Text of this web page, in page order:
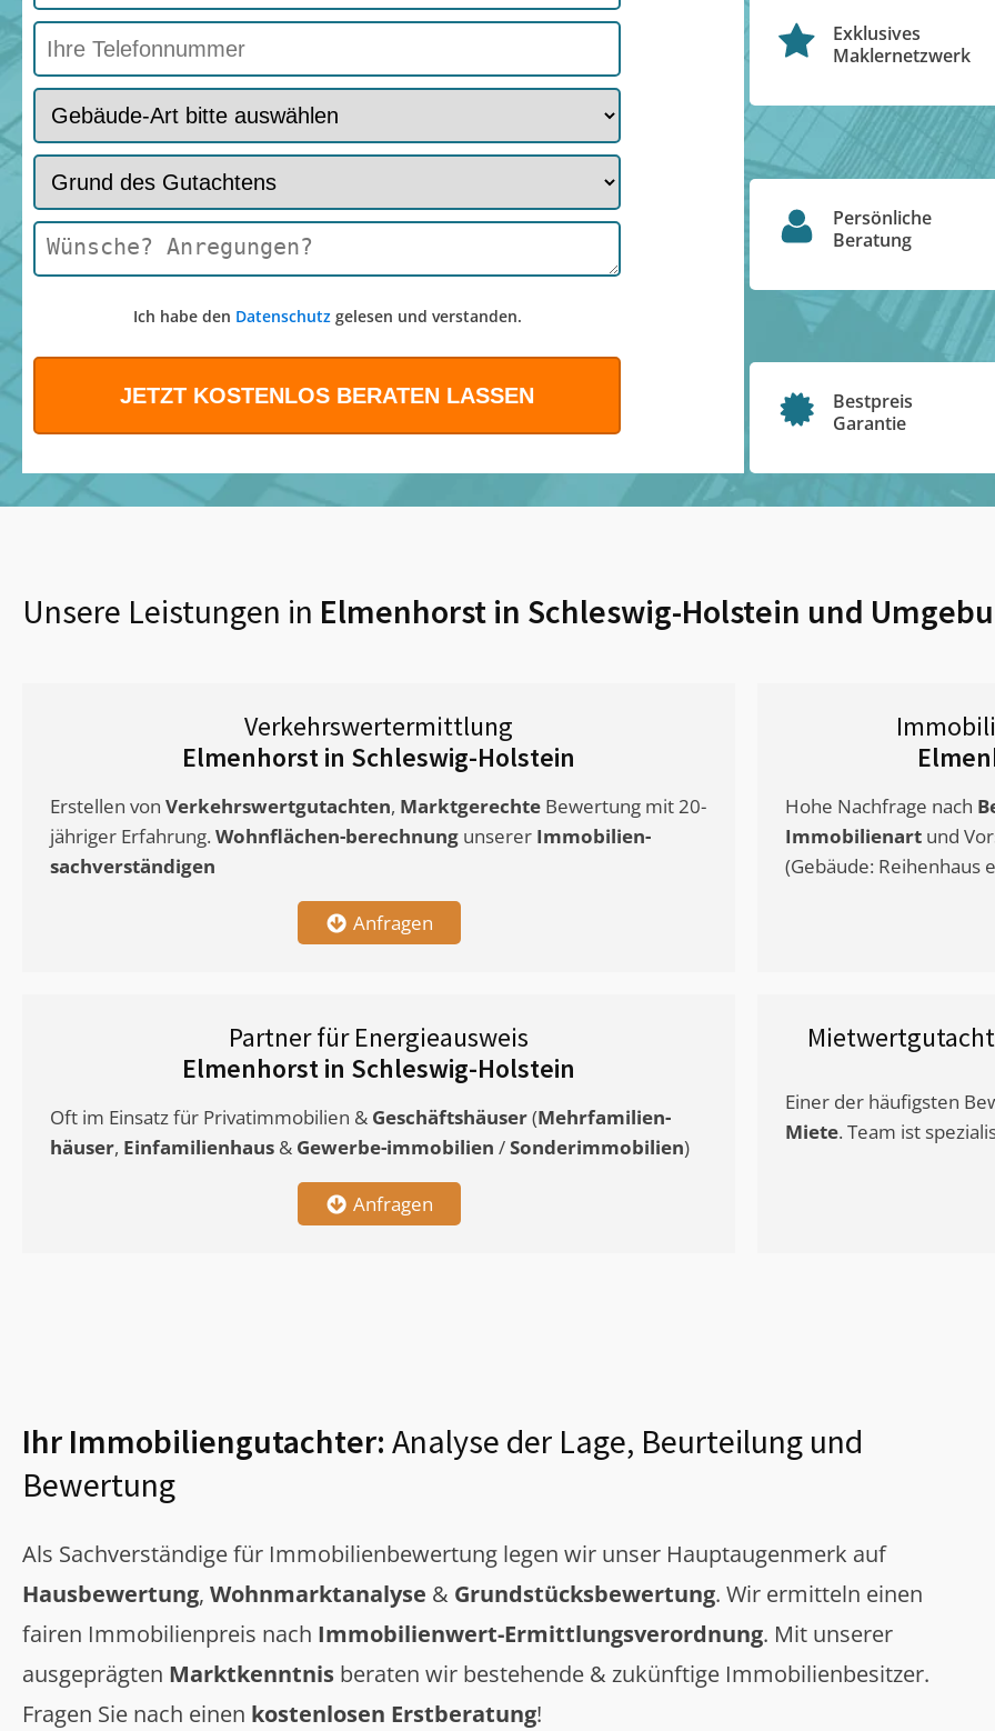
Ich habe den Datenschutzgelesen und verstanden.
Exklusives
Maklernetzwerk
Persönliche
Beratung
Bestpreis
Garantie
Unsere Leistungen in Elmenhorst in Schleswig-Holstein und
Verkehrswertermittlung
Elmenhorst in Schleswig-Holstein
Erstellen von Verkehrswertgutachten, Marktgerechte Bewertung mit 20-
jähriger Erfahrung. Wohnflächen-berechnung unserer Immobilien-
sachverständigen
Anfragen
Hohe Nachfrage nach
Immobilienart und
(Gebäude: Reihenhaus
Partner für Energieausweis
Elmenhorst in Schleswig-Holstein
Oft im Einsatz für Privatimmobilien & Geschäftshäuser(Mehrfamilien-
häuser, Einfamilienhaus & Gewerbe-immobilien /Sonderimmobilien)
Anfragen
Einer der häufigsten
Miete. Team ist
Ihr Immobiliengutachter: Analyse der Lage, Beurteilung und
Bewertung
Als Sachverständige für Immobilienbewertung legen wir unser Hauptaugenmerk auf
Hausbewertung, Wohnmarktanalyse & Grundstücksbewertung. Wir ermitteln einen
fairen Immobilienpreis nach Immobilienwert-Ermittlungsverordnung. Mit unserer
ausgeprägten Marktkenntnis beraten wir bestehende & zukünftige Immobilienbesitzer.
Fragen Sie nach einen kostenlosen Erstberatung!